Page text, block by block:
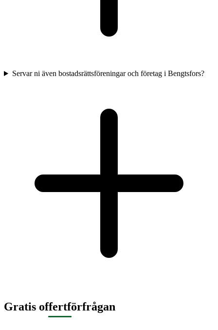
Servar ni även bostadsrättsföreningar och företag i Bengtsfors?
Gratis offertförfrågan